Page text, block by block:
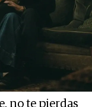
no te pierdas